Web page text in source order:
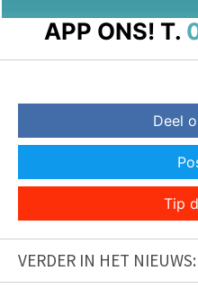
APP ONS! T.
Deel
Tip
VERDER IN HET NIEUWS: